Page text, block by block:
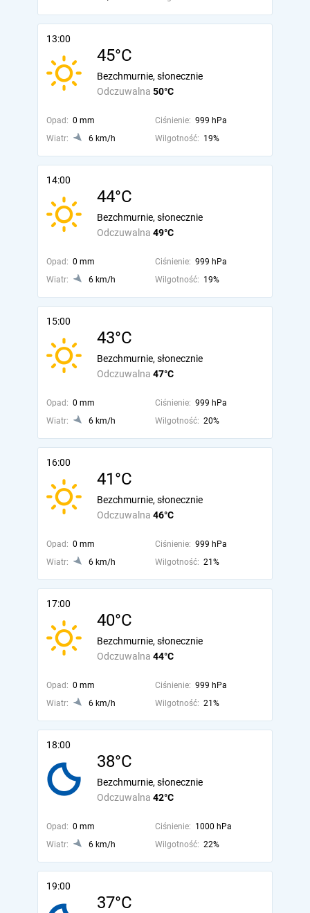
13:00
45°C
Odczuwalna 50°C
Bezchmurnie, słonecznie
Opad: 0 mm Ciśnienie: 999 hPa
Wiatr:
6 km/h Wilgotność: 19%
14:00
44°C
Odczuwalna 49°C
Bezchmurnie, słonecznie
Opad: 0 mm Ciśnienie: 999 hPa
Wiatr:
6 km/h Wilgotność: 19%
15:00
43°C
Odczuwalna 47°C
Bezchmurnie, słonecznie
Opad: 0 mm Ciśnienie: 999 hPa
Wiatr:
6 km/h Wilgotność: 20%
16:00
41°C
Odczuwalna 46°C
Bezchmurnie, słonecznie
Opad: 0 mm Ciśnienie: 999 hPa
Wiatr:
6 km/h Wilgotność: 21%
17:00
40°C
Odczuwalna 44°C
Bezchmurnie, słonecznie
Opad: 0 mm Ciśnienie: 999 hPa
Wiatr:
6 km/h Wilgotność: 21%
18:00
38°C
Odczuwalna 42°C
Bezchmurnie, słonecznie
Opad: 0 mm Ciśnienie: 1000 hPa
Wiatr:
6 km/h Wilgotność: 22%
19:00
37°C